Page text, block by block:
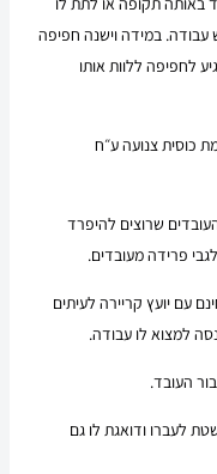
במידה וישנה חפיפה
לחפיפה ללוות אותו
כוסית צנועה ע״ח
שרוצים להיפרד
פרידה מעובדים.
עם יועץ קריירה לעיתים
למצוא לו עבודה.
העובד.
לעברו ודואגת לו גם